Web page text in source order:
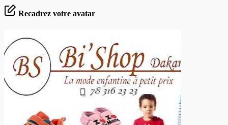
Recadrez votre avatar